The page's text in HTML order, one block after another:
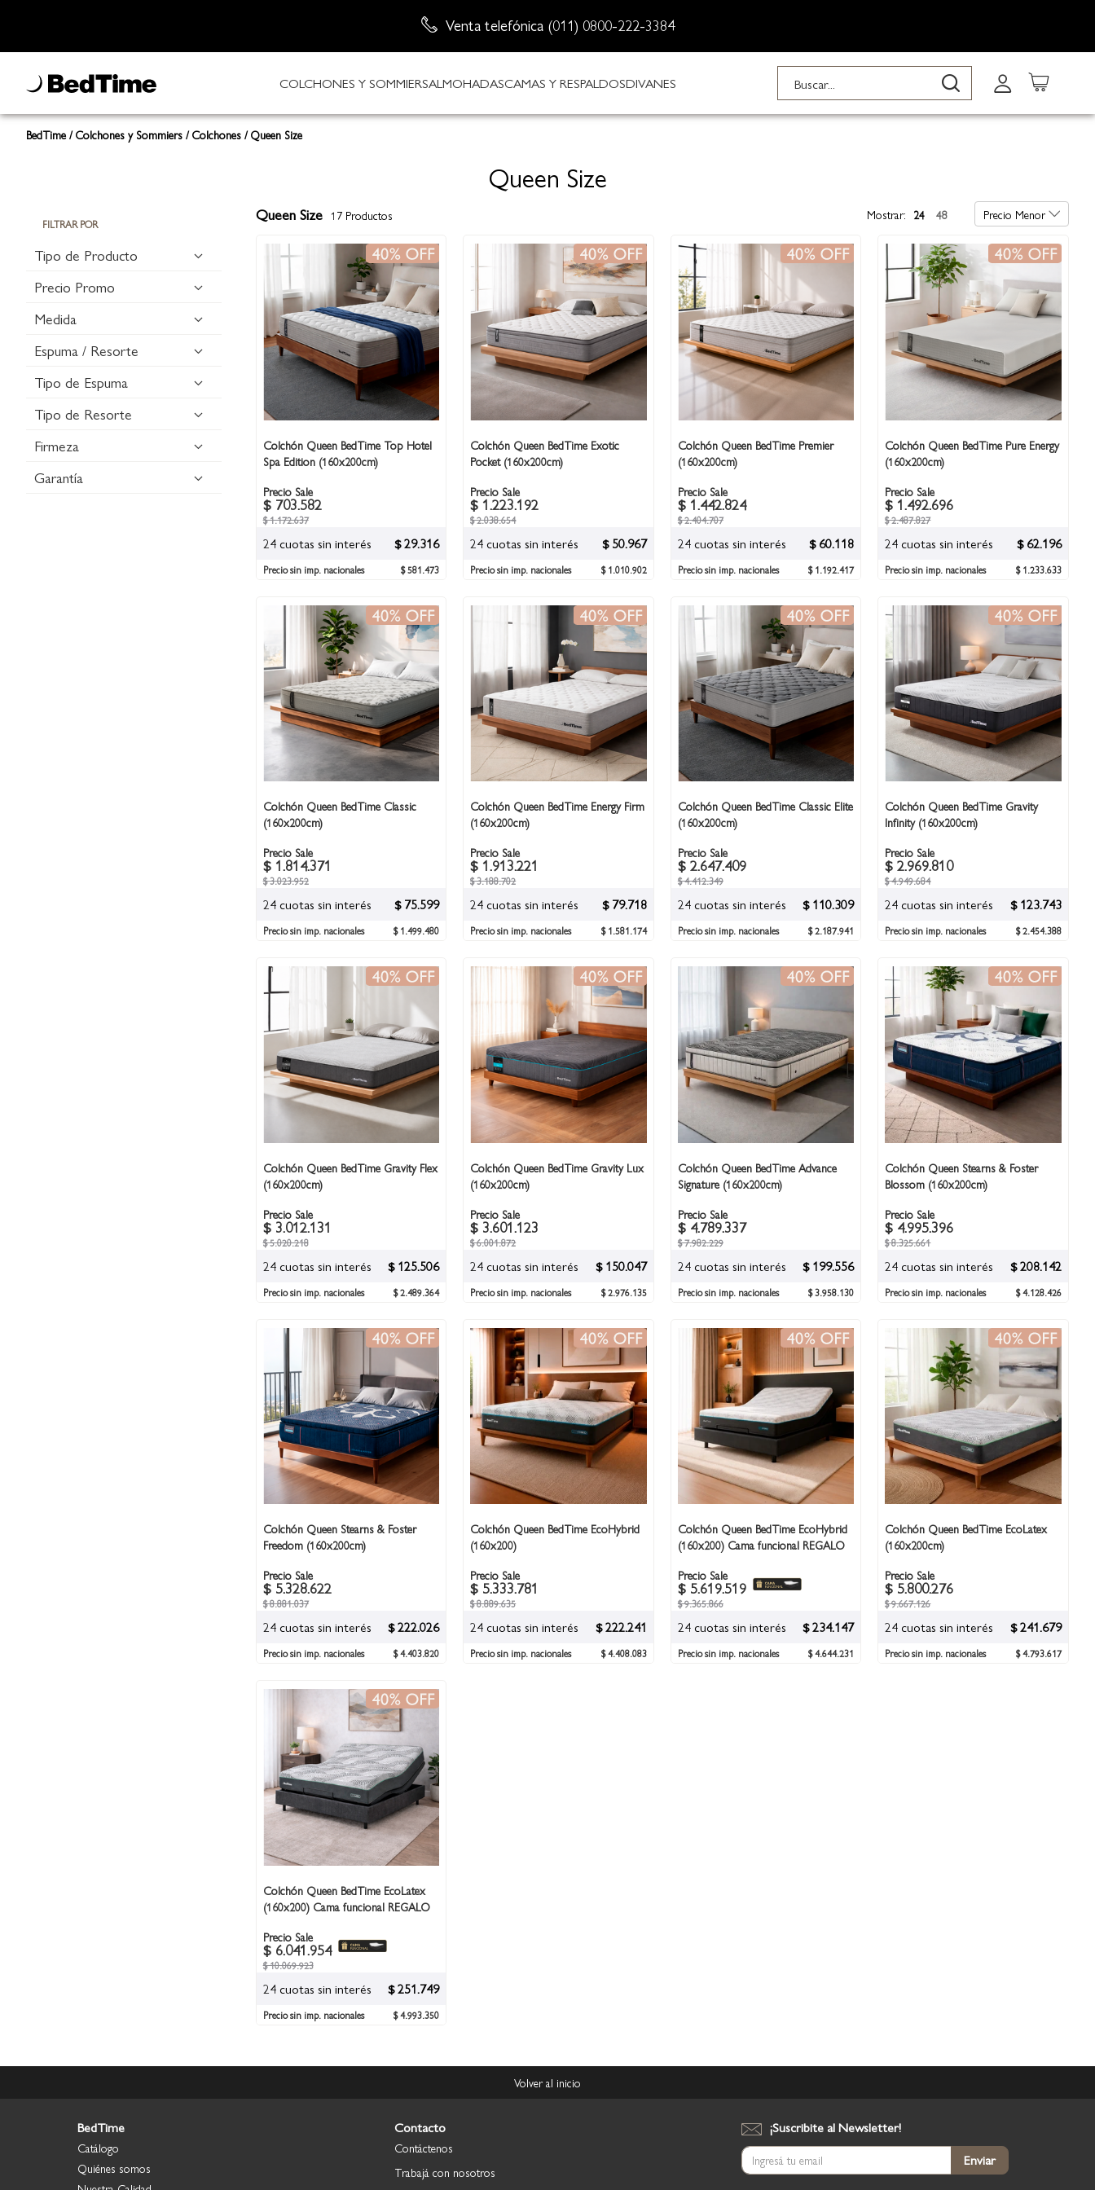
Envío sin cargo
Venta telefónica (011) 0800-222-3384
COLCHONES Y SOMMIERSALMOHADASCAMAS Y RESPALDOSDIVANES
Buscar Buscar
BedTime Colchones y Sommiers Colchones Queen Size
Queen Size
Queen Size 17Productos Mostrar: 24 48
Colchón Queen BedTime Top Hotel
Spa Edition (160x200cm)
$ 1.172.637
Precio Sale
$ 703.582
24 cuotas sin interés $ 29.316
Precio sin imp. nacionales $ 581.473
Colchón Queen BedTime Exotic
Pocket (160x200cm)
$ 2.038.654
Precio Sale
$ 1.223.192
24 cuotas sin interés $ 50.967
Precio sin imp. nacionales $ 1.010.902
Colchón Queen BedTime Premier
(160x200cm)
$ 2.404.707
Precio Sale
$ 1.442.824
24 cuotas sin interés $ 60.118
Precio sin imp. nacionales $ 1.192.417
Colchón Queen BedTime Pure Energy
(160x200cm)
$ 2.487.827
Precio Sale
$ 1.492.696
24 cuotas sin interés $ 62.196
Precio sin imp. nacionales $ 1.233.633
Colchón Queen BedTime Classic
(160x200cm)
$ 3.023.952
Precio Sale
$ 1.814.371
24 cuotas sin interés $ 75.599
Precio sin imp. nacionales $ 1.499.480
Colchón Queen BedTime Energy Firm
(160x200cm)
$ 3.188.702
Precio Sale
$ 1.913.221
24 cuotas sin interés $ 79.718
Precio sin imp. nacionales $ 1.581.174
Colchón Queen BedTime Classic Elite
(160x200cm)
$ 4.412.349
Precio Sale
$ 2.647.409
24 cuotas sin interés $ 110.309
Precio sin imp. nacionales $ 2.187.941
Colchón Queen BedTime Gravity
Infinity (160x200cm)
$ 4.949.684
Precio Sale
$ 2.969.810
24 cuotas sin interés $ 123.743
Precio sin imp. nacionales $ 2.454.388
Colchón Queen BedTime Gravity Flex
(160x200cm)
$ 5.020.218
Precio Sale
$ 3.012.131
24 cuotas sin interés $ 125.506
Precio sin imp. nacionales $ 2.489.364
Colchón Queen BedTime Gravity Lux
(160x200cm)
$ 6.001.872
Precio Sale
$ 3.601.123
24 cuotas sin interés $ 150.047
Precio sin imp. nacionales $ 2.976.135
Colchón Queen BedTime Advance
Signature (160x200cm)
$ 7.982.229
Precio Sale
$ 4.789.337
24 cuotas sin interés $ 199.556
Precio sin imp. nacionales $ 3.958.130
Colchón Queen Stearns & Foster
Blossom (160x200cm)
$ 8.325.661
Precio Sale
$ 4.995.396
24 cuotas sin interés $ 208.142
Precio sin imp. nacionales $ 4.128.426
Colchón Queen Stearns & Foster
Freedom (160x200cm)
$ 8.881.037
Precio Sale
$ 5.328.622
24 cuotas sin interés $ 222.026
Precio sin imp. nacionales $ 4.403.820
Colchón Queen BedTime EcoHybrid
(160x200)
$ 8.889.635
Precio Sale
$ 5.333.781
24 cuotas sin interés $ 222.241
Precio sin imp. nacionales $ 4.408.083
Colchón Queen BedTime EcoHybrid
(160x200) Cama funcional REGALO
$ 9.365.866
Precio Sale
$ 5.619.519
24 cuotas sin interés $ 234.147
Precio sin imp. nacionales $ 4.644.231
Colchón Queen BedTime EcoLatex
(160x200cm)
$ 9.667.126
Precio Sale
$ 5.800.276
24 cuotas sin interés $ 241.679
Precio sin imp. nacionales $ 4.793.617
Colchón Queen BedTime EcoLatex
(160x200) Cama funcional REGALO
$ 10.069.923
Precio Sale
$ 6.041.954
24 cuotas sin interés $ 251.749
Precio sin imp. nacionales $ 4.993.350
FILTRAR POR
Tipo de Producto
Precio Promo
Medida
Espuma / Resorte
Tipo de Espuma
Tipo de Resorte
Firmeza
Garantía
Volver al inicio
BedTime
Catálogo
Quiénes somos
Contacto
Contáctenos
Trabajá con nosotros
¡Suscribite al Newsletter!
Suscríbase
al
Enviar